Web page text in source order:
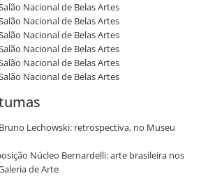
Nacional de Belas Artes
Nacional de Belas Artes
Nacional de Belas Artes
Nacional de Belas Artes
Nacional de Belas Artes
Nacional de Belas Artes
Bruno Lechowski: retrospectiva, no Museu
Núcleo Bernardelli: arte brasileira nos
de Arte